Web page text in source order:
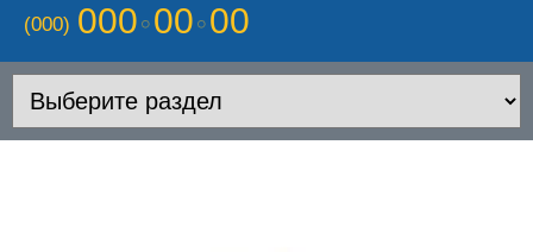
(000) 000 00 00